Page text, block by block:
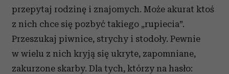
przepytaj rodzinę i znajomych. Może akurat ktoś
z nich chce się pozbyć takiego „rupiecia”.
Przeszukaj piwnice, strychy i stodoły. Pewnie
w wielu z nich kryją się ukryte, zapomniane,
zakurzone skarby. Dla tych, którzy na hasło: